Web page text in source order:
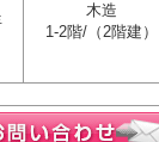
木造
1-2階/（2階建）